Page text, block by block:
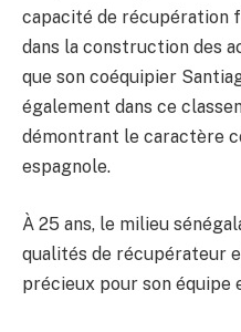
capacité de récupération
dans la construction des
que son coéquipier
également dans ce
démontrant le caractère
espagnole.
À 25 ans, le milieu
qualités de récupérateur
précieux pour son équipe